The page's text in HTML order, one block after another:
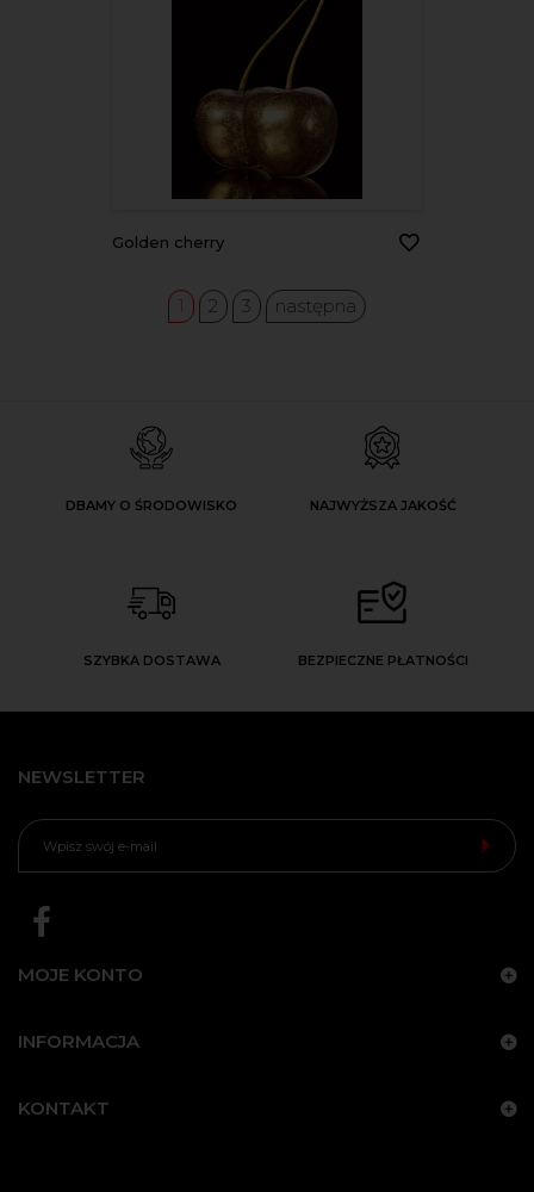
golden cherry
1 2 3 następna
DBAMY O ŚRODOWISKO NAJWYŻSZA JAKOŚĆ
SZYBKA DOSTAWA BEZPIECZNE PŁATNOŚCI
NEWSLETTER
MOJE KONTO
INFORMACJA
KONTAKT